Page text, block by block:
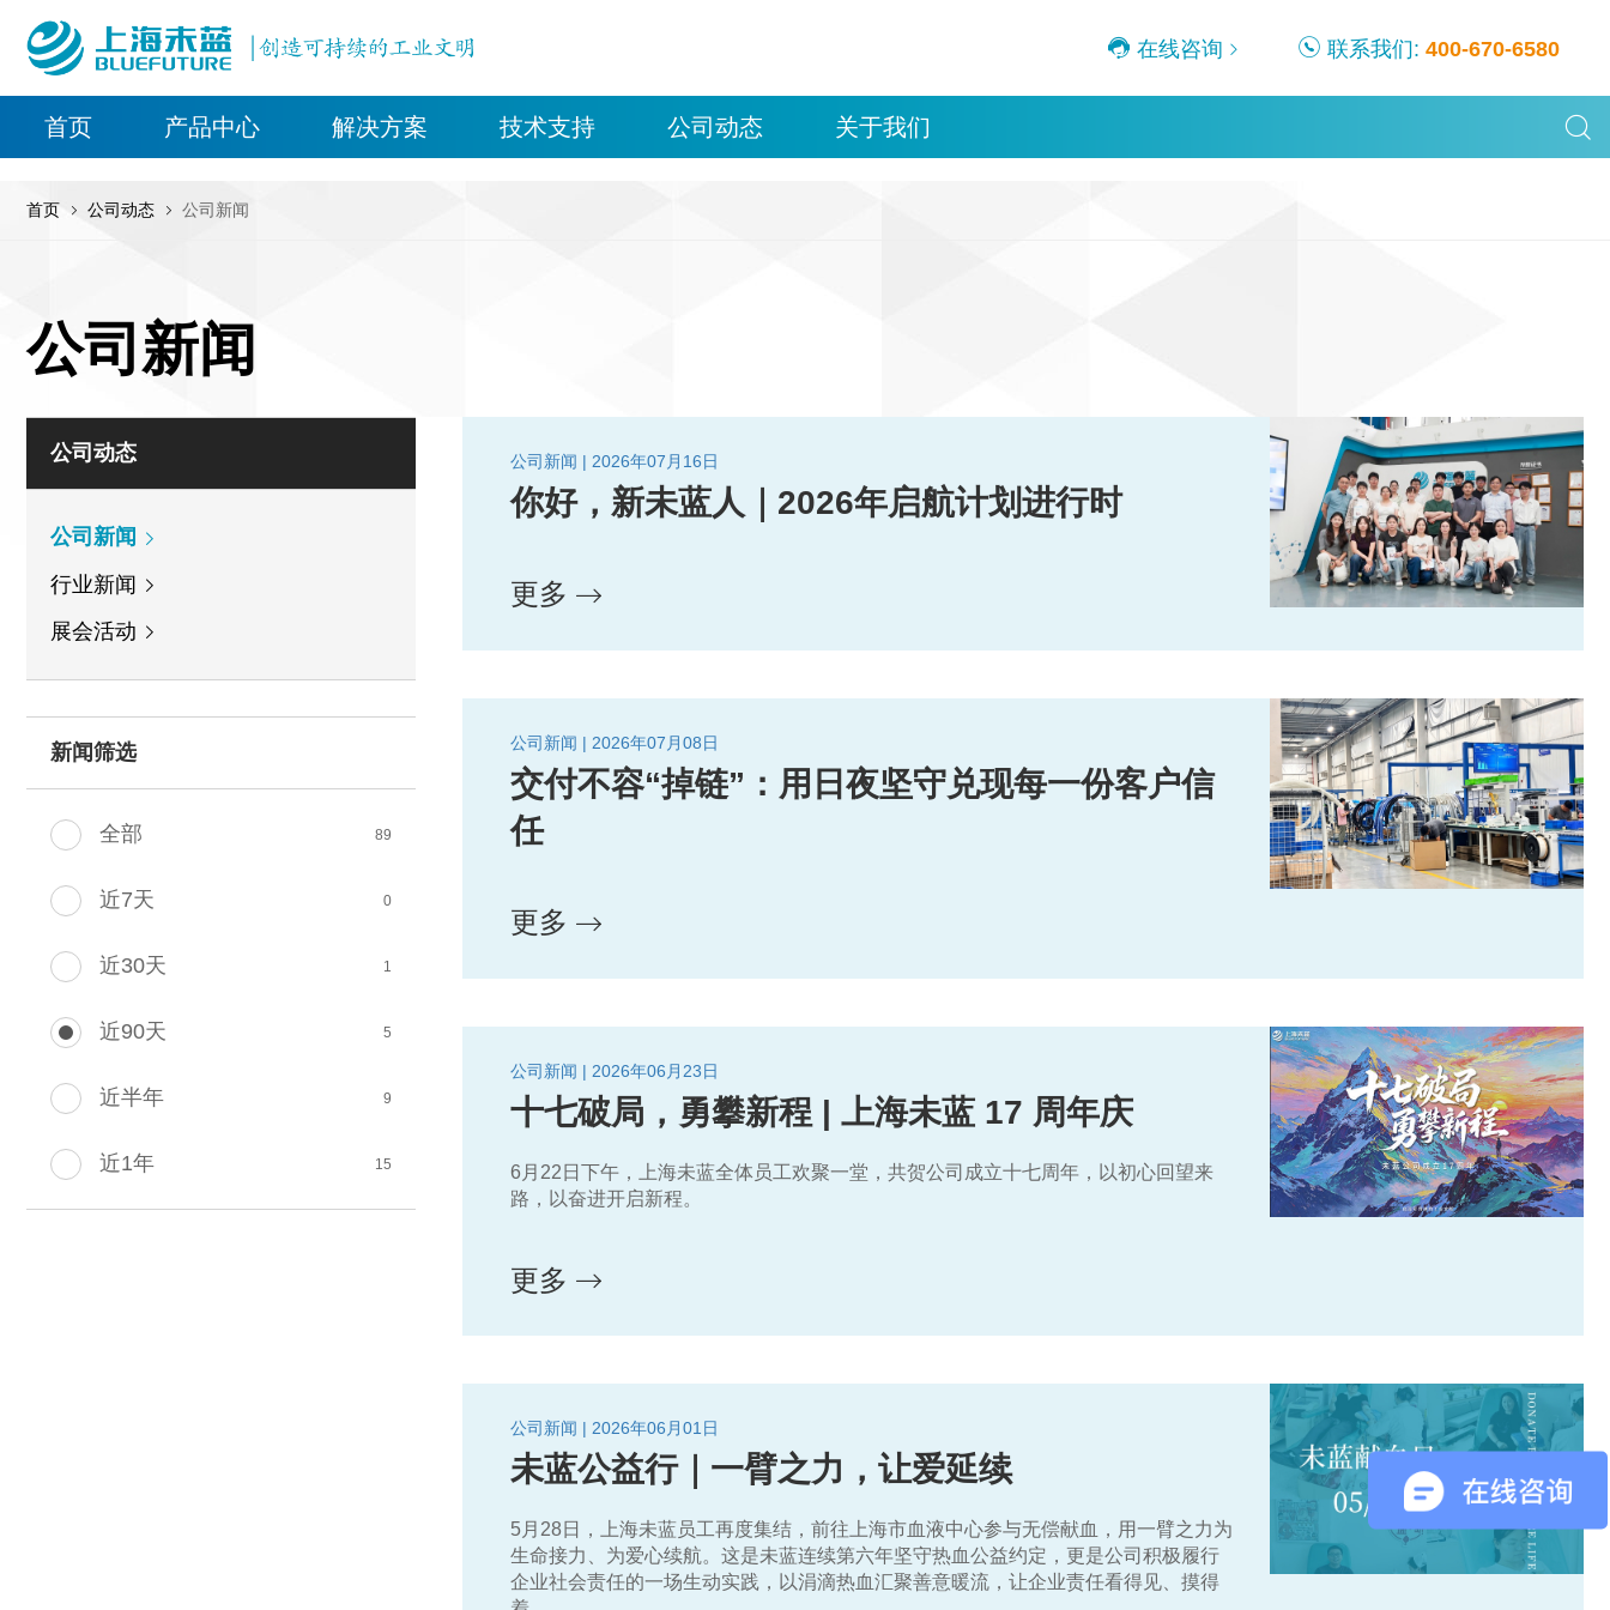
在线咨询 联系我们: 400-670-6580
首页 产品中心 解决方案 技术支持 公司动态 关于我们
首页 公司动态 公司新闻
公司新闻
公司动态
公司新闻
行业新闻
展会活动
新闻筛选
89
全部
0
近7天
1
近30天
5
近90天
9
近半年
15
近1年
公司新闻 | 2026年07月16日
你好，新未蓝人｜2026年启航计划进行时
更多
公司新闻 | 2026年07月08日
交付不容“掉链”：用日夜坚守兑现每一份客户信
任
更多
公司新闻 | 2026年06月23日
十七破局，勇攀新程 | 上海未蓝 17 周年庆
6月22日下午，上海未蓝全体员工欢聚一堂，共贺公司成立十七周年，以初心回望来
路，以奋进开启新程。
更多
公司新闻 | 2026年06月01日
未蓝公益行｜一臂之力，让爱延续
5月28日，上海未蓝员工再度集结，前往上海市血液中心参与无偿献血，用一臂之力为
生命接力、为爱心续航。这是未蓝连续第六年坚守热血公益约定，更是公司积极履行
企业社会责任的一场生动实践，以涓滴热血汇聚善意暖流，让企业责任看得见、摸得